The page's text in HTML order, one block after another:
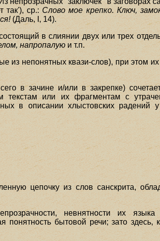
так'), ср.: Слово мое крепко. Ключ,
(Даль, I, 14).
в слиянии двух или трех
напропалую и т.п.
из непонятных квази-слов), при этом
в зачине и/или в закрепке)
текстам или их фрагментам с
в описании хлыстовских радений
цепочку из слов санскрита,
невнятности их языка
понятность бытовой речи; зато здесь,